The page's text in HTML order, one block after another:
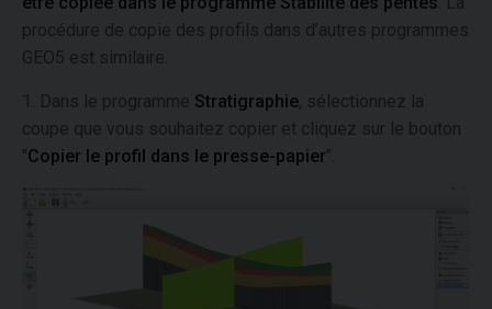
procédure de copie des profils dans d’autres programmes
GEO5 est similaire.
1. Dans le programme Stratigraphie, sélectionnez la
coupe que vous souhaitez copier et cliquez sur le bouton
"Copier le profil dans le presse-papier".